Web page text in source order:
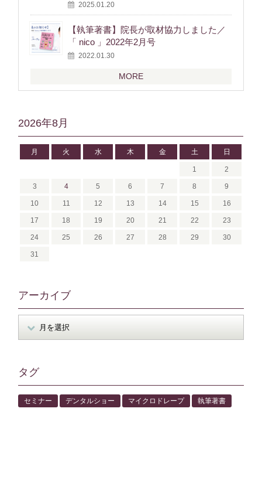
2025.01.20
【執筆著書】院長が取材協力しました／
「 nico 」2022年2月号
2022.01.30
MORE
2026年8月
月 火 水 木 金 土 日
1 2
3 4 5 6 7 8 9
10 11 12 13 14 15 16
17 18 19 20 21 22 23
24 25 26 27 28 29 30
31
アーカイブ
タグ
セミナー デンタルショー マイクロドレープ 執筆著書